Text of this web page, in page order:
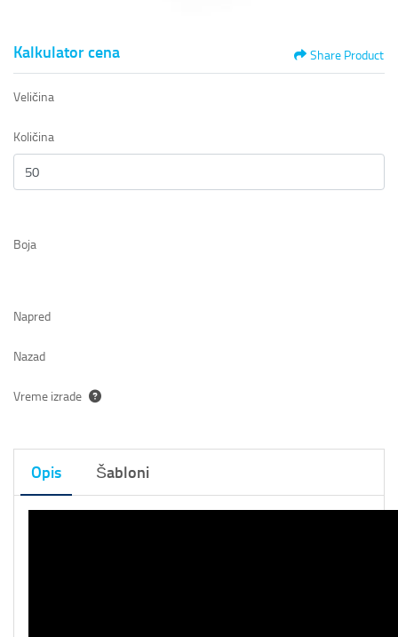
Kalkulator cena Share Product
Veličina
Količina
Boja
Napred
Nazad
Vreme izrade
Opis Šabloni